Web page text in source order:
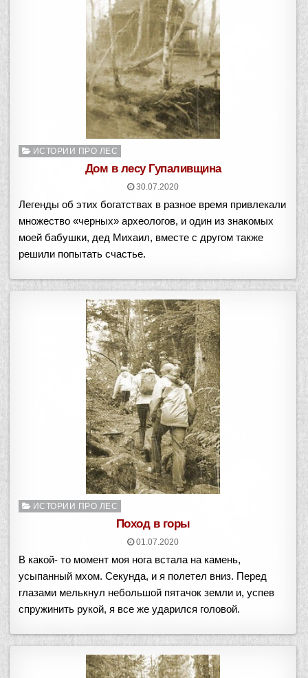
Опубликовано
ИСТОРИИ ПРО ЛЕС
Дом в лесу Гупаливщина
30.07.2020
Легенды об этих богатствах в разное время привлекали
множество «черных» археологов, и один из знакомых
моей бабушки, дед Михаил, вместе с другом также
решили попытать счастье.
Опубликовано
ИСТОРИИ ПРО ЛЕС
Поход в горы
01.07.2020
В какой- то момент моя нога встала на камень,
усыпанный мхом. Секунда, и я полетел вниз. Перед
глазами мелькнул небольшой пятачок земли и, успев
спружинить рукой, я все же ударился головой.